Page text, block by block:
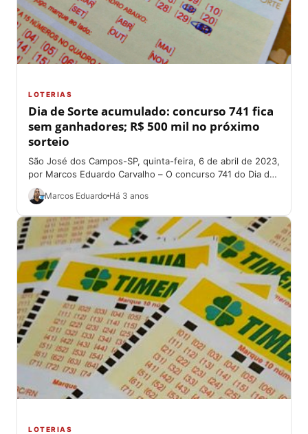
LOTERIAS
Dia de Sorte acumulado: concurso 741 fica
sem ganhadores; R$ 500 mil no próximo
sorteio
São José dos Campos-SP, quinta-feira, 6 de abril de 2023,
por Marcos Eduardo Carvalho – O concurso 741 do Dia de
Sorte,...
Marcos Eduardo Há 3 anos
LOTERIAS